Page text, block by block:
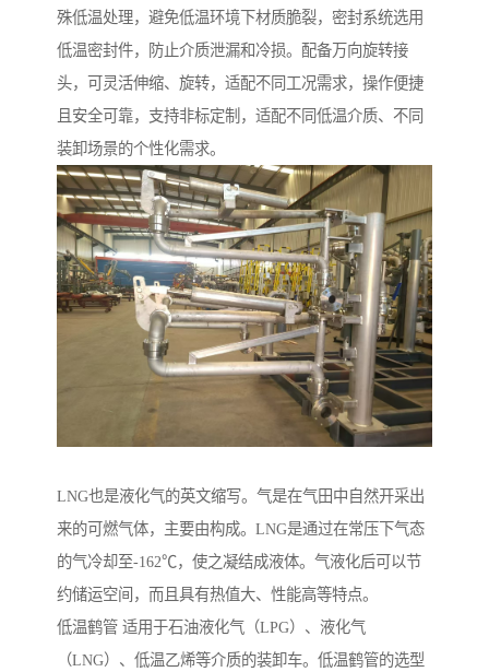
殊低温处理，避免低温环境下材质脆裂，密封系统选用
低温密封件，防止介质泄漏和冷损。配备万向旋转接
头，可灵活伸缩、旋转，适配不同工况需求，操作便捷
且安全可靠，支持非标定制，适配不同低温介质、不同
装卸场景的个性化需求。
LNG也是液化气的英文缩写。气是在气田中自然开采出
来的可燃气体，主要由构成。LNG是通过在常压下气态
的气冷却至-162℃，使之凝结成液体。气液化后可以节
约储运空间，而且具有热值大、性能高等特点。
低温鹤管 适用于石油液化气（LPG）、液化气
（LNG）、低温乙烯等介质的装卸车。低温鹤管的选型